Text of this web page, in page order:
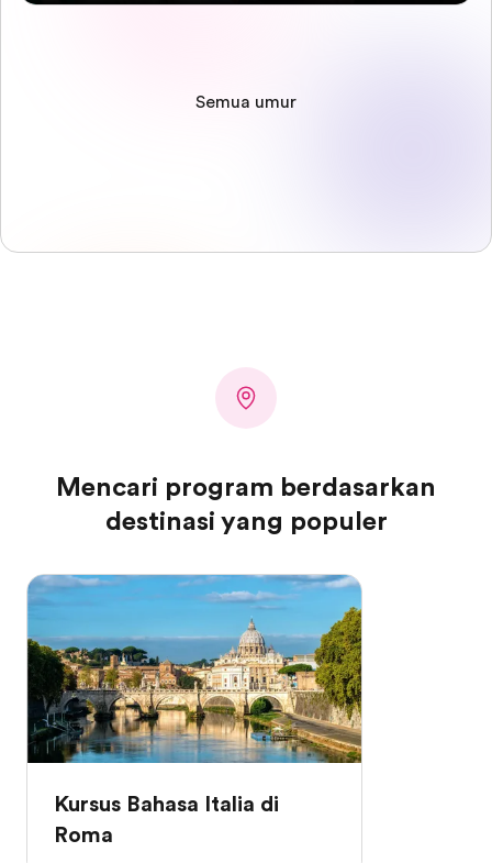
Semua umur
Mencari program berdasarkan
destinasi yang populer
Kursus Bahasa Italia di
Roma